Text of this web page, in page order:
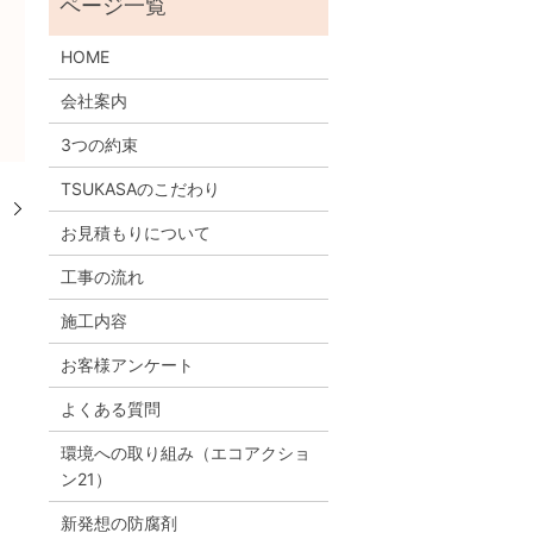
HOME
会社案内
3つの約束
TSUKASAのこだわり
お見積もりについて
工事の流れ
施工内容
お客様アンケート
よくある質問
環境への取り組み （エコアクショ
ン21）
新発想の防腐剤